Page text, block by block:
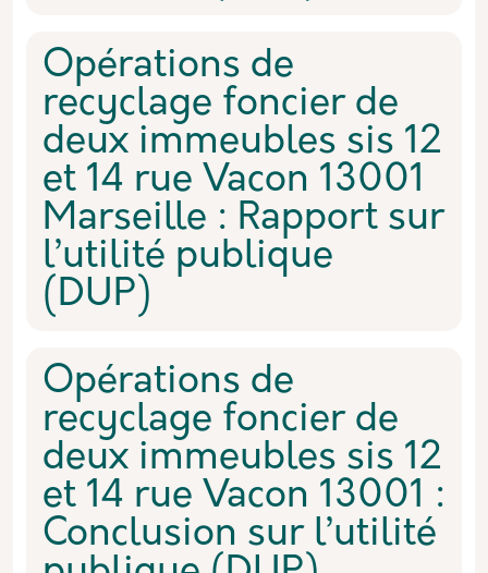
Opérations de
recyclage foncier de
deux immeubles sis 12
et 14 rue Vacon 13001
Marseille : Rapport sur
l’utilité publique
(DUP)
Opérations de
recyclage foncier de
deux immeubles sis 12
et 14 rue Vacon 13001 :
Conclusion sur l’utilité